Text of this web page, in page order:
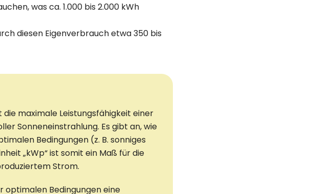
was ca. 1.000 bis 2.000 kWh
diesen Eigenverbrauch etwa 350 bis
maximale Leistungsfähigkeit einer
Sonneneinstrahlung. Es gibt an, wie
Bedingungen (z. B. sonniges
„kWp“ ist somit ein Maß für die
Strom.
optimalen Bedingungen eine